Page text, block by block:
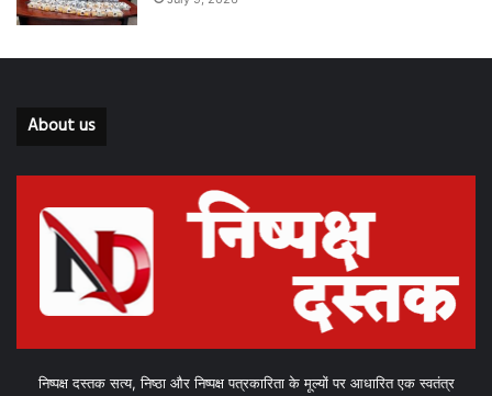
About us
निष्पक्ष दस्तक सत्य, निष्ठा और निष्पक्ष पत्रकारिता के मूल्यों पर आधारित एक स्वतंत्र